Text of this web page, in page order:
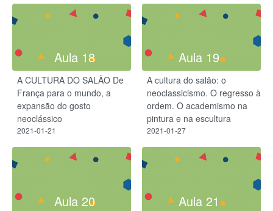
Aula 18
A CULTURA DO SALÃO De
França para o mundo, a
expansão do gosto
neoclássico
2021-01-21
Aula 19
A cultura do salão: o
neoclassicismo. O regresso à
ordem. O academismo na
pintura e na escultura
2021-01-27
Aula 20 Aula 21